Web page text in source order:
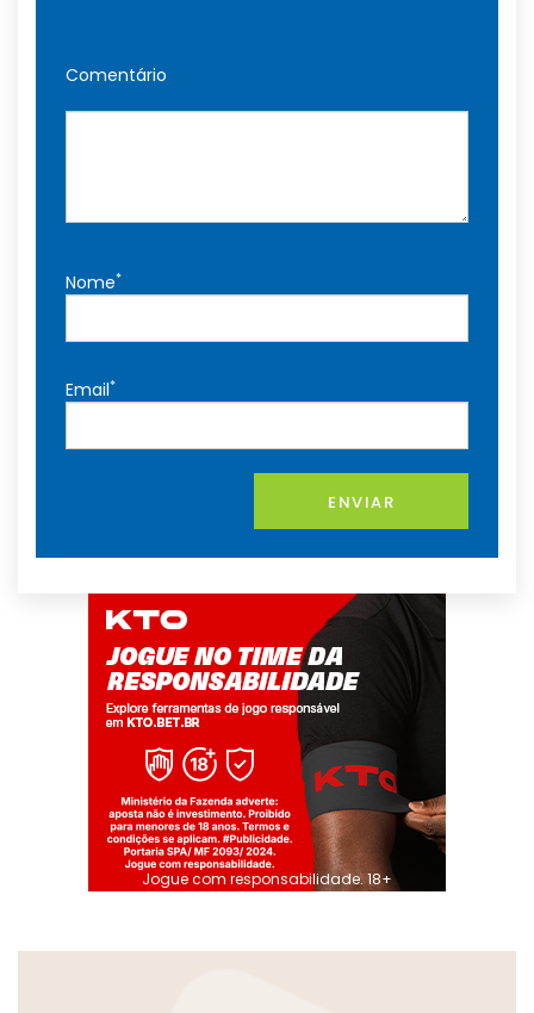
Comentário
Nome*
Email*
ENVIAR
Jogue com responsabilidade. 18+